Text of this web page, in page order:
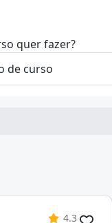
quer fazer?
4.3